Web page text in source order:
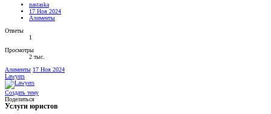
nastaska
17 Ноя 2024
Алименты
Ответы
1
Просмотры
2 тыс.
Алименты 17 Ноя 2024
Lawyers
Создать тему
Поделиться
Услуги юристов